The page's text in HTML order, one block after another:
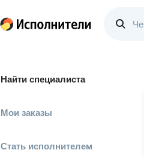
Найти специалиста
Мои заказы
Стать исполнителем